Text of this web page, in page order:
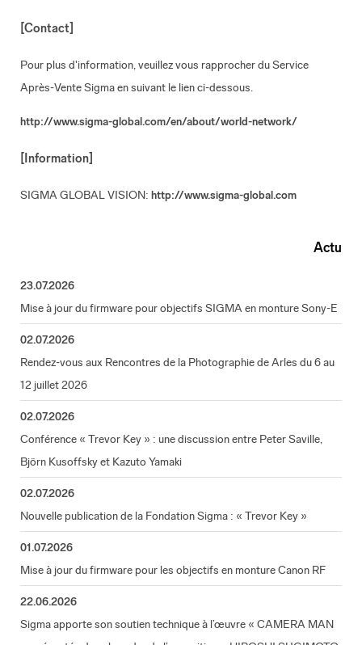
[Contact]
Pour plus d'information, veuillez vous rapprocher du Service
Après-Vente Sigma en suivant le lien ci-dessous.
http://www.sigma-global.com/en/about/world-network/
[Information]
SIGMA GLOBAL VISION: http://www.sigma-global.com
Actu
23.07.2026
Mise à jour du firmware pour objectifs SIGMA en monture Sony-E
02.07.2026
Rendez-vous aux Rencontres de la Photographie de Arles du 6 au
12 juillet 2026
02.07.2026
Conférence « Trevor Key » : une discussion entre Peter Saville,
Björn Kusoffsky et Kazuto Yamaki
02.07.2026
Nouvelle publication de la Fondation Sigma : « Trevor Key »
01.07.2026
Mise à jour du firmware pour les objectifs en monture Canon RF
22.06.2026
Sigma apporte son soutien technique à l’œuvre « CAMERA MAN